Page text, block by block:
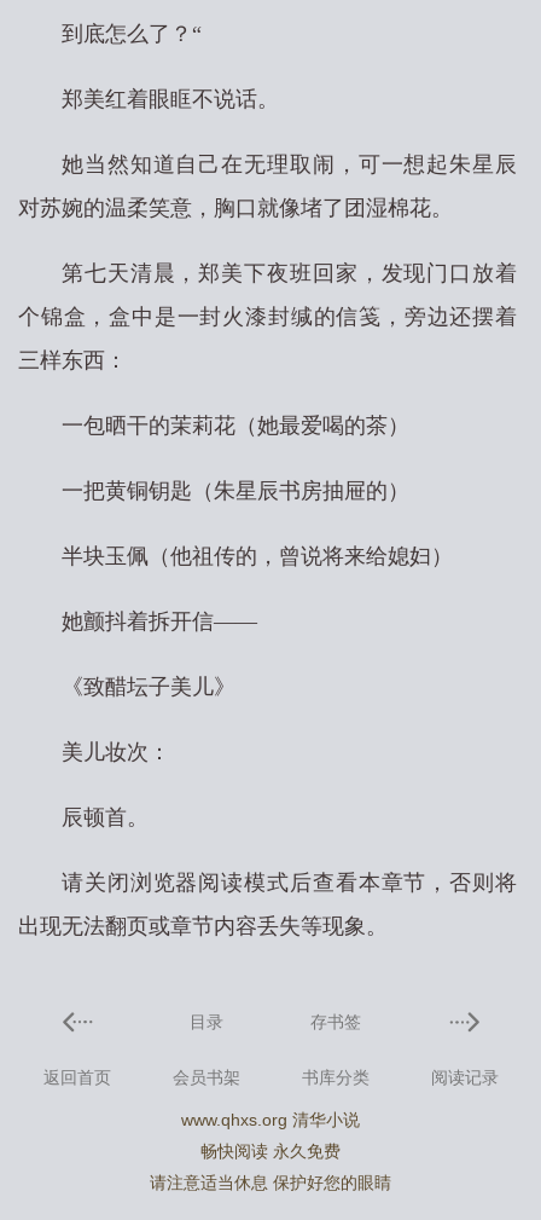
到底怎么了？“
郑美红着眼眶不说话。
她当然知道自己在无理取闹，可一想起朱星辰
对苏婉的温柔笑意，胸口就像堵了团湿棉花。
第七天清晨，郑美下夜班回家，发现门口放着
个锦盒，盒中是一封火漆封缄的信笺，旁边还摆着
三样东西：
一包晒干的茉莉花（她最爱喝的茶）
一把黄铜钥匙（朱星辰书房抽屉的）
半块玉佩（他祖传的，曾说将来给媳妇）
她颤抖着拆开信——
《致醋坛子美儿》
美儿妆次：
辰顿首。
请关闭浏览器阅读模式后查看本章节，否则将
出现无法翻页或章节内容丢失等现象。
目录 存书签
返回首页 会员书架 书库分类 阅读记录
www.qhxs.org 清华小说
畅快阅读 永久免费
请注意适当休息 保护好您的眼睛